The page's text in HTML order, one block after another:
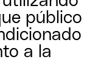
público
a la